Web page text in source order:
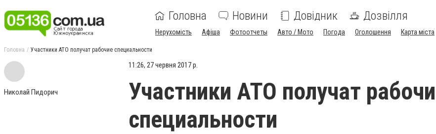
Головна Новини Довідник Дозвілля
Нерухомість Афіша Фотоотчеты Авто / Мото Погода Оголошення Карта міста
Головна Участники АТО получат рабочие специальности
Николай Пидорич
11:26, 27 червня 2017 р.
Участники АТО получат
специальности